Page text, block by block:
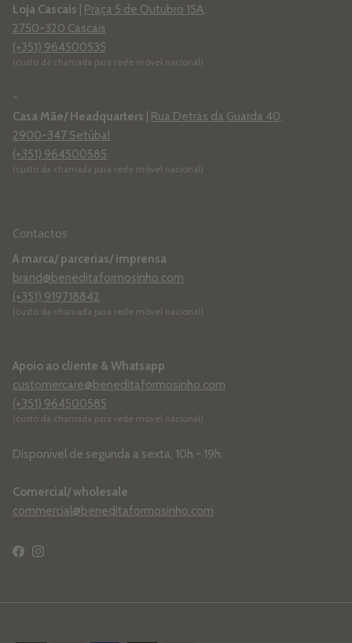
Loja Cascais
Praça 5 de Outubro 15A,
2750-320 Cascais
(+351) 964500535
(custo da chamada para rede móvel nacional)
-
Casa Mãe/ Headquarters
Rua Detrás da Guarda 40,
2900-347 Setúbal
(+351) 964500585
(custo da chamada para rede móvel nacional)
Contactos
A marca/ parcerias/ imprensa
brand@beneditaformosinho.com
(+351) 919718842
(custo da chamada para rede móvel nacional)
Apoio ao cliente & Whatsapp
customercare@beneditaformosinho.com
(+351) 964500585
(custo da chamada para rede móvel nacional)
Disponível de segunda a sexta, 10h - 19h.
Comercial/ wholesale
commercial@beneditaformosinho.com
Facebook
Instagram